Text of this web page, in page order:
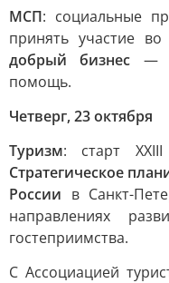
МСП: социальные
принять участие во
добрый бизнес —
помощь.
Четверг, 23 октября
Туризм: старт
Стратегическое
России в Санкт-
направлениях
гостеприимства.
С Ассоциацией